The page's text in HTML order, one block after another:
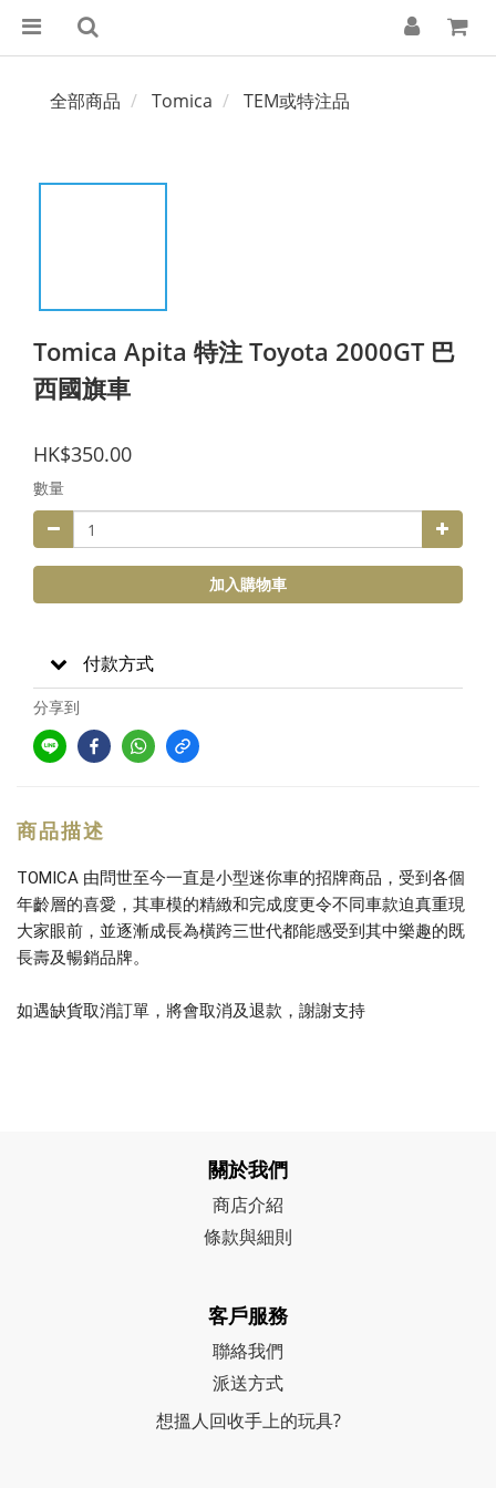
全部商品 Tomica TEM或特注品
Tomica Apita 特注 Toyota 2000GT 巴
西國旗車
HK$350.00
數量
加入購物車
付款方式
分享到
商品描述
TOMICA 由問世至今一直是小型迷你車的招牌商品，受到各個
年齡層的喜愛，其車模的精緻和完成度更令不同車款迫真重現
大家眼前，並逐漸成長為橫跨三世代都能感受到其中樂趣的既
長壽及暢銷品牌。
如遇缺貨取消訂單，將會取消及退款，謝謝支持
關於我們
商店介紹
條款與細則
客戶服務
聯絡我們
派送方式
想搵人回收手上的玩具?